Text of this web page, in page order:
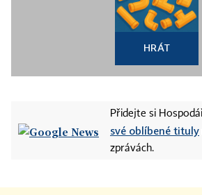
HRÁT
Přidejte si
své oblíbené tituly
zprávách.